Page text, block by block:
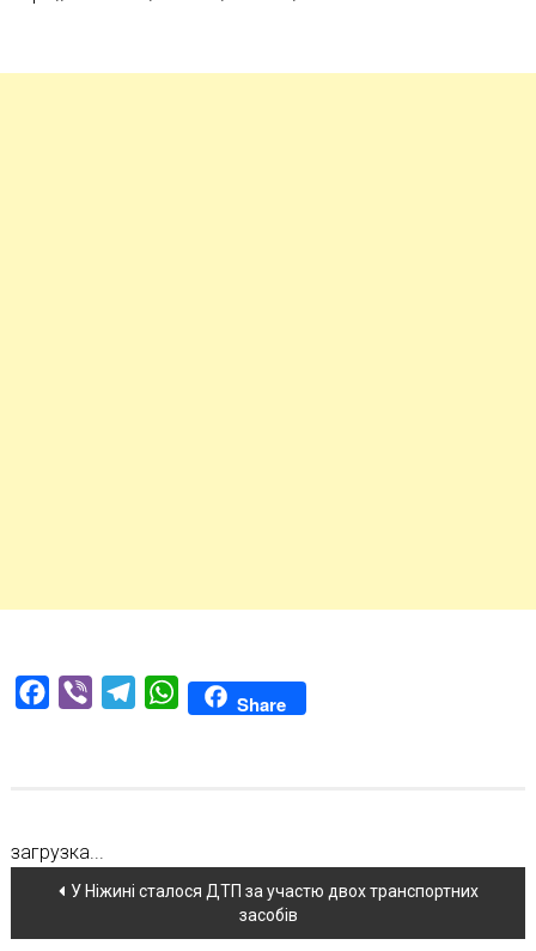
Facebook
Viber TelegramWhatsAppShare
загрузка...
Навігація
по
У Ніжині сталося ДТП за участю двох транспортних
засобів